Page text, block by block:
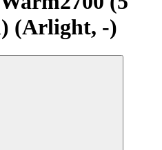
(Arlight, -)